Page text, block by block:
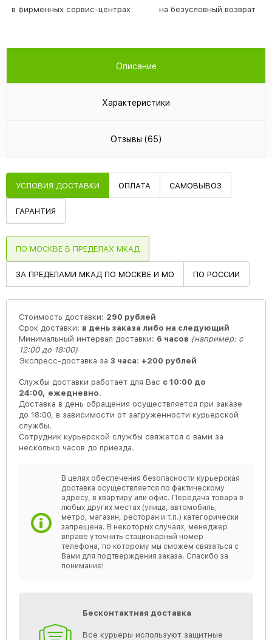
в фирменных сервис-центрах на безусловный возврат
Описание
Характеристики
Отзывы (65)
УСЛОВИЯ ДОСТАВКИ ОПЛАТА САМОВЫВОЗ
ГАРАНТИЯ
ПО МОСКВЕ В ПРЕДЕЛАХ МКАД
ЗА ПРЕДЕЛАМИ МКАД ПО МОСКВЕ И МО ПО РОССИИ
Стоимость доставки: 290 рублей
Срок доставки: в день заказа либо на следующий
Минимальный интервал доставки: 6 часов (например: с
12:00 до 18:00)
Экспресс-доставка за 3 часа: +200 рублей
Службы доставки работает для Вас с 10:00 до
24:00, ежедневно.
Доставка в день обращения осуществляется при заказе
до 18:00, в зависимости от загруженности курьерской
службы.
Сотрудник курьерской службы свяжется с вами за
несколько часов до приезда.
В целях обеспечения безопасности курьерская
доставка осуществляется по фактическому
адресу, в квартиру или офис. Передача товара в
любых других местах (улица, автомобиль,
метро, магазин, ресторан и т.п.) категорически
запрещена. В некоторых случаях, менеджер
вправе уточнить стационарный номер
телефона, по которому мы сможем связаться с
Вами для подтверждения заказа. Спасибо за
понимание!
Бесконтактная доставка
Все курьеры используют защитные